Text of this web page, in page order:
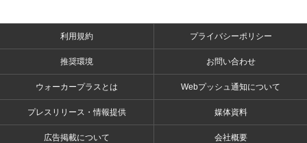
利用規約 プライバシーポリシー
推奨環境 お問い合わせ
ウォーカープラスとは Webプッシュ通知について
プレスリリース・情報提供 媒体資料
広告掲載について 会社概要